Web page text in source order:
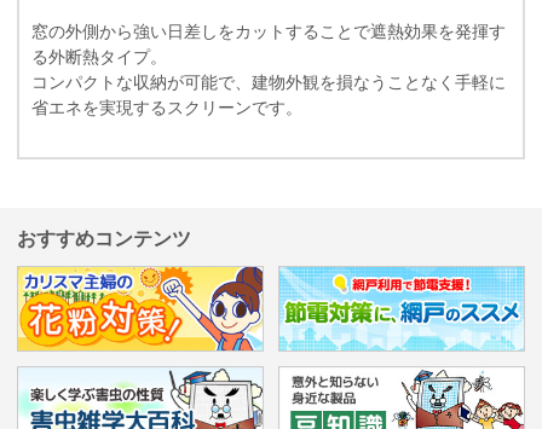
窓の外側から強い日差しをカットすることで遮熱効果を発揮す
る外断熱タイプ。
コンパクトな収納が可能で、建物外観を損なうことなく手軽に
省エネを実現するスクリーンです。
おすすめコンテンツ